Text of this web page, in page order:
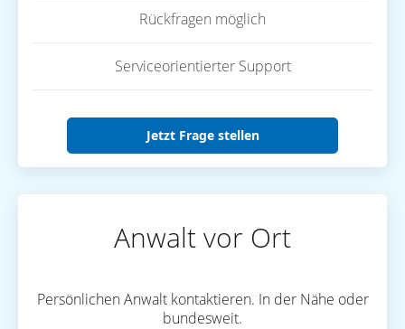
Rückfragen möglich
Serviceorientierter Support
Jetzt Frage stellen
Anwalt vor Ort
Persönlichen Anwalt kontaktieren. In der Nähe oder
bundesweit.